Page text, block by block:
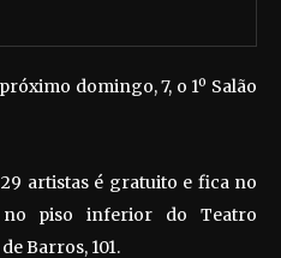
domingo, 7, o 1º Salão
artistas é gratuito e fica no
no piso inferior do Teatro
Barros, 101.